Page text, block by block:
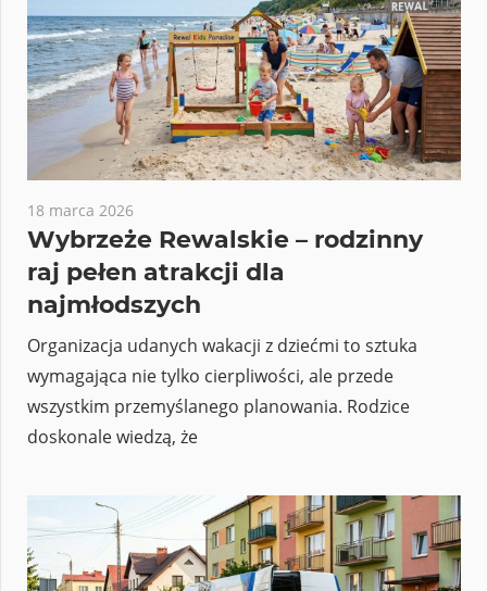
18 marca 2026
Wybrzeże Rewalskie – rodzinny
raj pełen atrakcji dla
najmłodszych
Organizacja udanych wakacji z dziećmi to sztuka
wymagająca nie tylko cierpliwości, ale przede
wszystkim przemyślanego planowania. Rodzice
doskonale wiedzą, że